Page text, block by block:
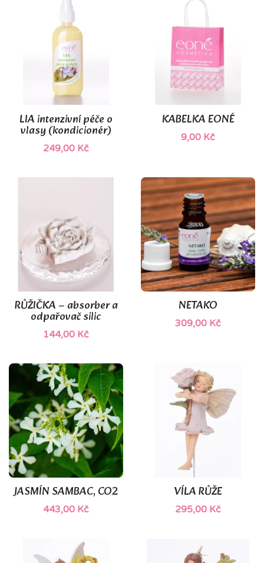
LIA intenzivní péče o
vlasy (kondicionér)
249,00 Kč
KABELKA EONÉ
9,00 Kč
RŮŽIČKA – absorber a
odpařovač silic
144,00 Kč
NETAKO
309,00 Kč
JASMÍN SAMBAC, CO2
443,00 Kč
VÍLA RŮŽE
295,00 Kč